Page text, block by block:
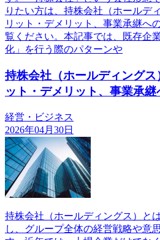
りたい方は、持株会社（ホールデ
リット・デメリット、事業承継へ
覧ください。本記事では、既存企
化」を行う際のパターンや
持株会社（ホールディングス
ット・デメリット、事業承
経営・ビジネス
2026年04月30日
持株会社（ホールディングス）と
し、グループ全体の経営戦略や意